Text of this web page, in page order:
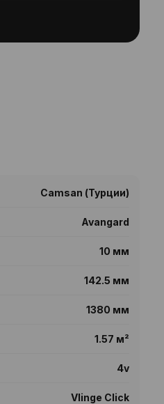
Camsan (Турции)
Avangard
10 мм
142.5 мм
1380 мм
1.57 м²
4v
Vӓlinge Click